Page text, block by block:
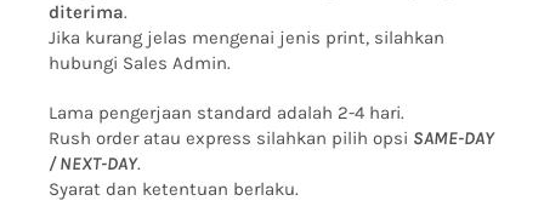
diterima.
Jika kurang jelas mengenai jenis print, silahkan
hubungi Sales Admin.
Lama pengerjaan standard adalah 2-4 hari.
Rush order atau express silahkan pilih opsi SAME-DAY
/ NEXT-DAY.
Syarat dan ketentuan berlaku.